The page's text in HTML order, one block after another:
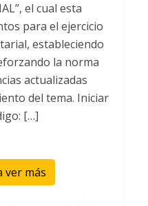
el cual esta
para el ejercicio
estableciendo
la norma
actualizadas
del tema. Iniciar
[…]
ver más